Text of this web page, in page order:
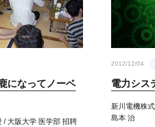
になってノーベ
/ 大阪大学 医学部 招聘
2012/12/04
電力シス
新川電機株
島本 治